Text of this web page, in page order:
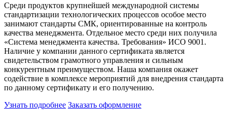
Среди продуктов крупнейшей международной системы
стандартизации технологических процессов особое место
занимают стандарты СМК, ориентированные на контроль
качества менеджмента. Отдельное место среди них получила
«Система менеджмента качества. Требования» ИСО 9001.
Наличие у компании данного сертификата является
свидетельством грамотного управления и сильным
конкурентным преимуществом. Наша компания окажет
содействие в комплексе мероприятий для внедрения стандарта
по данному сертификату и его получению.
Узнать подробнее Заказать оформление